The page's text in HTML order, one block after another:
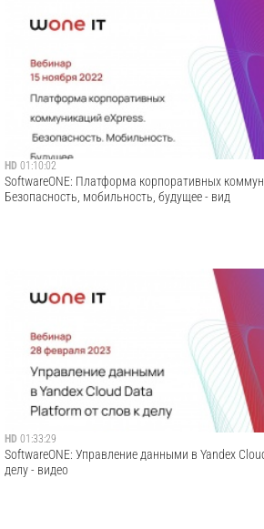
HD 01:10:02
SoftwareONE: Платформа корпоративных
Безопасность, мобильность, будущее - вид
HD 01:33:29
SoftwareONE: Управление данными в Yandex
делу - видео